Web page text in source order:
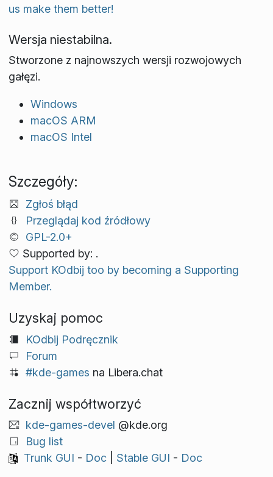
us make them better!
Wersja niestabilna.
Stworzone z najnowszych wersji rozwojowych
gałęzi.
Windows
macOS ARM
macOS Intel
Szczegóły:
Zgłoś błąd
Przeglądaj kod źródłowy
GPL-2.0+
Supported by: .
Support KOdbij too by becoming a Supporting
Member.
Uzyskaj pomoc
KOdbij Podręcznik
Forum
#kde-games na Libera.chat
Zacznij współtworzyć
kde-games-devel @kde.org
Bug list
Trunk GUI - Doc| Stable GUI - Doc